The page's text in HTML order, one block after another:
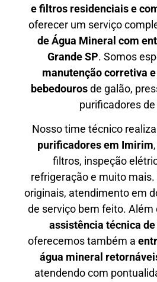
e filtros residenciais e
oferecer um serviço
de Água Mineral com
Grande SP. Somos
manutenção corretiva
bebedourosde galão,
purificadores
Nosso time técnico realiza
purificadores em Imirim
filtros, inspeção
refrigeração e muito
originais, atendimento em
de serviço bem feito. Além
assistência técnica
oferecemos também a
água mineral
atendendo com